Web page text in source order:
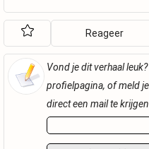
Reageer
Vond je dit verhaal
profielpagina, of meld
direct een mail te